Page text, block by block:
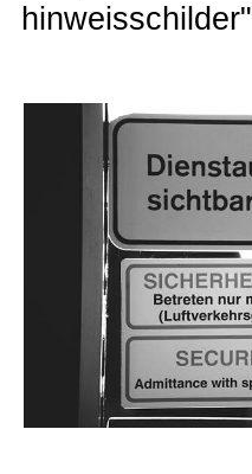
hinweisschilder"